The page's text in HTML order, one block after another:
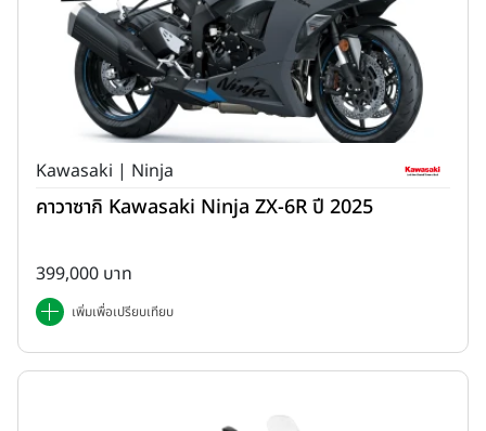
Kawasaki | Ninja
คาวาซากิ Kawasaki Ninja ZX-6R ปี 2025
399,000 บาท
เพิ่มเพื่อเปรียบเทียบ